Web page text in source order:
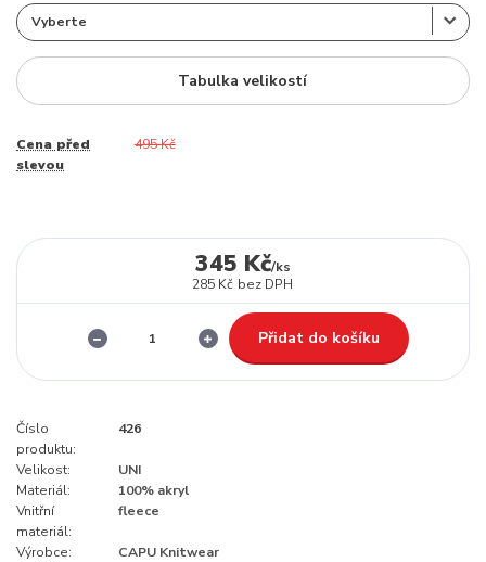
Tabulka velikostí
Cena před
slevou
495 Kč
345 Kč/ks
285 Kč bez DPH
Přidat do košíku
Číslo
produktu:
426
Velikost:
UNI
Materiál:
100% akryl
Vnitřní
materiál:
fleece
Výrobce:
CAPU Knitwear